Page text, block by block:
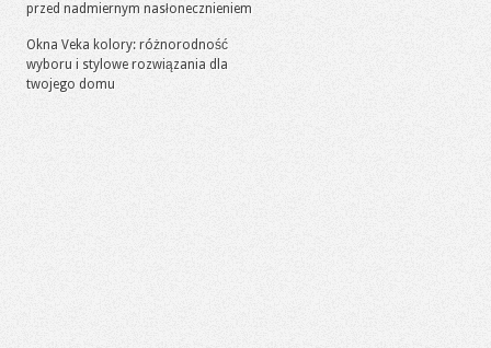
przed nadmiernym nasłonecznieniem
Okna Veka kolory: różnorodność
wyboru i stylowe rozwiązania dla
twojego domu